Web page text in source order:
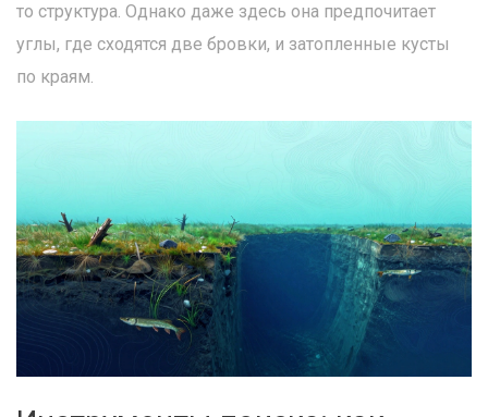
то структура. Однако даже здесь она предпочитает
углы, где сходятся две бровки, и затопленные кусты
по краям.